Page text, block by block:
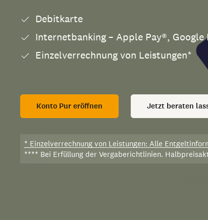
Debitkarte
Internetbanking – Apple Pay®,
Einzelverrechnung von Leistungen*
Konto Pur eröffnen Jetzt beraten
* Einzelverrechnung von Leistungen: Alle
**** Bei Erfüllung der Vergaberichtlinien.